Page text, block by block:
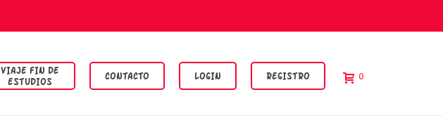
VIAJE FIN DE
ESTUDIOS
CONTACTO LOGIN REGISTRO 0